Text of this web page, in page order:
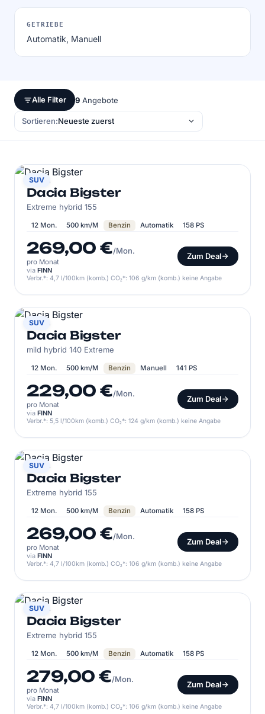
GETRIEBE
Automatik, Manuell
Alle Filter 9 Angebote
Sortieren:
SUV
DACIA
Dacia Bigster
Extreme hybrid 155
12 Mon. 500 km/M Benzin Automatik 158 PS
269,00 €/Mon.
pro Monat
Zum Deal
via FINN
Verbr.*: 4,7 l/100km (komb.) CO₂*: 106 g/km (komb.) keine Angabe
SUV
DACIA
Dacia Bigster
mild hybrid 140 Extreme
12 Mon. 500 km/M Benzin Manuell 141 PS
229,00 €/Mon.
pro Monat
Zum Deal
via FINN
Verbr.*: 5,5 l/100km (komb.) CO₂*: 124 g/km (komb.) keine Angabe
SUV
DACIA
Dacia Bigster
Extreme hybrid 155
12 Mon. 500 km/M Benzin Automatik 158 PS
269,00 €/Mon.
pro Monat
Zum Deal
via FINN
Verbr.*: 4,7 l/100km (komb.) CO₂*: 106 g/km (komb.) keine Angabe
SUV
DACIA
Dacia Bigster
Extreme hybrid 155
12 Mon. 500 km/M Benzin Automatik 158 PS
279,00 €/Mon.
pro Monat
Zum Deal
via FINN
Verbr.*: 4,7 l/100km (komb.) CO₂*: 106 g/km (komb.) keine Angabe